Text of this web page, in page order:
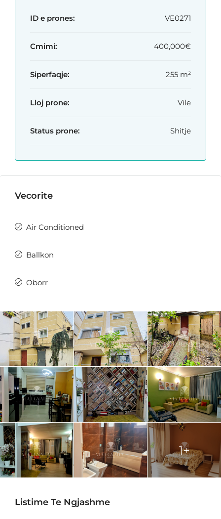
ID e prones: VE0271
Cmimi: 400,000€
Siperfaqje: 255 m²
Lloj prone: Vile
Status prone: Shitje
Vecorite
Air Conditioned
Ballkon
Oborr
1+
Listime Te Ngjashme